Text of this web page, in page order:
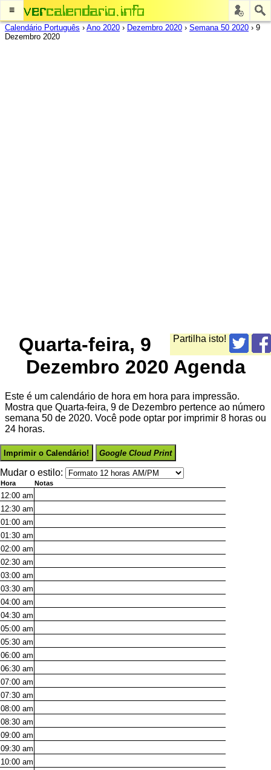
≡
Calendário Português › Ano 2020 › Dezembro 2020 › Semana 50 2020 › 9
Dezembro 2020
Partilha isto!
Quarta-feira, 9
Dezembro 2020 Agenda
Este é um calendário de hora em hora para impressão.
Mostra que Quarta-feira, 9 de Dezembro pertence ao número
semana 50 de 2020. Você pode optar por imprimir 8 horas ou
24 horas.
Imprimir o Calendário! Google Cloud Print
Mudar o estilo:
Hora Notas
12:00 am
12:30 am
01:00 am
01:30 am
02:00 am
02:30 am
03:00 am
03:30 am
04:00 am
04:30 am
05:00 am
05:30 am
06:00 am
06:30 am
07:00 am
07:30 am
08:00 am
08:30 am
09:00 am
09:30 am
10:00 am